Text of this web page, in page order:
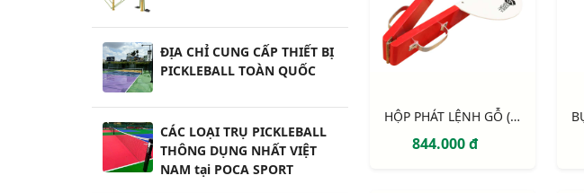
ĐỊA CHỈ CUNG CẤP THIẾT BỊ
PICKLEBALL TOÀN QUỐC
CÁC LOẠI TRỤ PICKLEBALL
THÔNG DỤNG NHẤT VIỆT
NAM tại POCA SPORT
HỘP PHÁT LỆNH GỖ (bảng phát lệnh có tay cầm)
844.000 đ